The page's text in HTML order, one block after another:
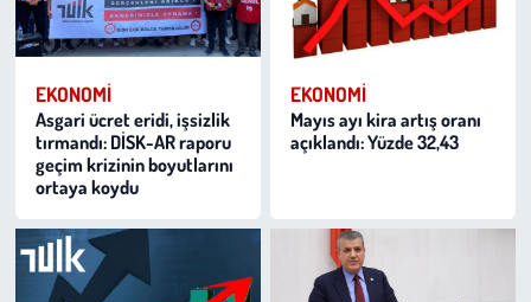
EKONOMI
Asgari ücret eridi, işsizlik
tırmandı: DİSK-AR raporu
geçim krizinin boyutlarını
ortaya koydu
EKONOMI
Mayıs ayı kira artış oranı
açıklandı: Yüzde 32,43